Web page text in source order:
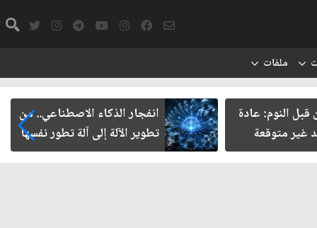
ملفات
النوم: عادة
غير متوقعة
انفجار الذكاء الاصطناعي.. من
تطوير الآلة إلى آلة تطور نفسها